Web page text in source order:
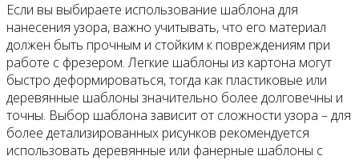
Если вы выбираете использование шаблона для
нанесения узора, важно учитывать, что его материал
должен быть прочным и стойким к повреждениям при
работе с фрезером. Легкие шаблоны из картона могут
быстро деформироваться, тогда как пластиковые или
деревянные шаблоны значительно более долговечны и
точны. Выбор шаблона зависит от сложности узора – для
более детализированных рисунков рекомендуется
использовать деревянные или фанерные шаблоны с